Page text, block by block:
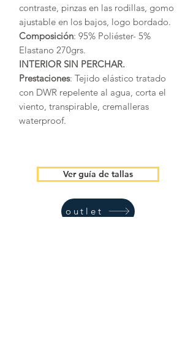
contraste, pinzas en las rodillas, gomo
ajustable en los bajos, logo bordado.
Composición: 95% Poliéster- 5%
Elastano 270grs.
INTERIOR SIN PERCHAR.
Prestaciones: Tejido elástico tratado
con DWR repelente al agua, corta el
viento, transpirable, cremalleras
waterproof.
Ver guía de tallas
outlet